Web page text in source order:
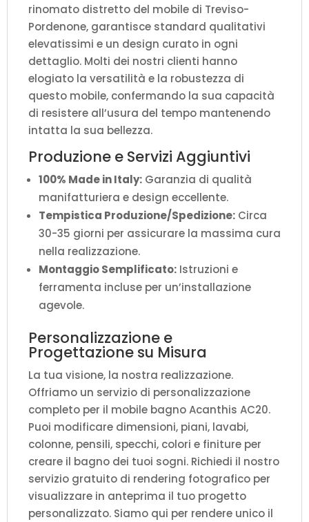
rinomato distretto del mobile di Treviso-
Pordenone, garantisce standard qualitativi
elevatissimi e un design curato in ogni
dettaglio. Molti dei nostri clienti hanno
elogiato la versatilità e la robustezza di
questo mobile, confermando la sua capacità
di resistere all’usura del tempo mantenendo
intatta la sua bellezza.
Produzione e Servizi Aggiuntivi
100% Made in Italy: Garanzia di qualità
manifatturiera e design eccellente.
Tempistica Produzione/Spedizione: Circa
30-35 giorni per assicurare la massima cura
nella realizzazione.
Montaggio Semplificato: Istruzioni e
ferramenta incluse per un’installazione
agevole.
Personalizzazione e
Progettazione su Misura
La tua visione, la nostra realizzazione.
Offriamo un servizio di personalizzazione
completo per il mobile bagno Acanthis AC20.
Puoi modificare dimensioni, piani, lavabi,
colonne, pensili, specchi, colori e finiture per
creare il bagno dei tuoi sogni. Richiedi il nostro
servizio gratuito di rendering fotografico per
visualizzare in anteprima il tuo progetto
personalizzato. Siamo qui per rendere unico il